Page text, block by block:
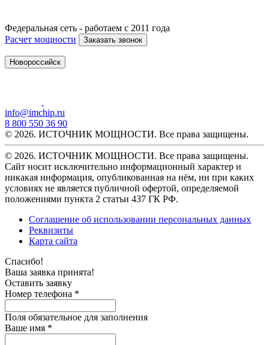
Федеральная сеть - работаем с 2011 года
Расчет мощности
Заказать звонок
Новороссийск
info@imchip.ru
8 800 550 36 90
© 2026. ИСТОЧНИК МОЩНОСТИ. Все права защищены.
© 2026. ИСТОЧНИК МОЩНОСТИ. Все права защищены.
Сайт носит исключительно информационный характер и
никакая информация, опубликованная на нём, ни при каких
условиях не является публичной офертой, определяемой
положениями пункта 2 статьи 437 ГК РФ.
Соглашение об использовании персональных данных
Реквизиты
Карта сайта
Спасибо!
Ваша заявка принята!
Оставить заявку
Номер телефона *
Поля обязательное для заполнения
Ваше имя *